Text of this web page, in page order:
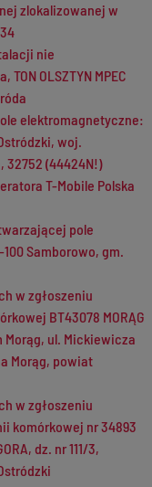
zlokalizowanej w
nie
OLSZTYN MPEC
elektromagnetyczne:
woj.
(44424N!)
T-Mobile Polska
pole
Samborowo, gm.
w zgłoszeniu
BT43078 MORĄG
Morąg, ul. Mickiewicza
Morąg, powiat
w zgłoszeniu
komórkowej nr 34893
dz. nr 111/3,